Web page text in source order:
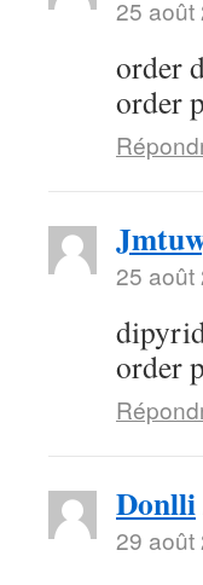
25 août
order
order
25 août
order
Donlli
29 août